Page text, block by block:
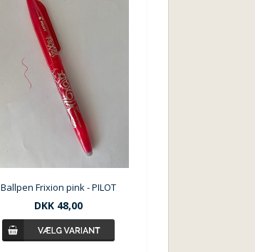
Ballpen Frixion pink - PILOT
DKK 48,00